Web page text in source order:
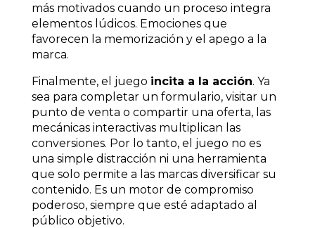
más motivados cuando un proceso integra
elementos lúdicos. Emociones que
favorecen la memorización y el apego a la
marca.
Finalmente, el juego incita a la acción. Ya
sea para completar un formulario, visitar un
punto de venta o compartir una oferta, las
mecánicas interactivas multiplican las
conversiones. Por lo tanto, el juego no es
una simple distracción ni una herramienta
que solo permite a las marcas diversificar su
contenido. Es un motor de compromiso
poderoso, siempre que esté adaptado al
público objetivo.